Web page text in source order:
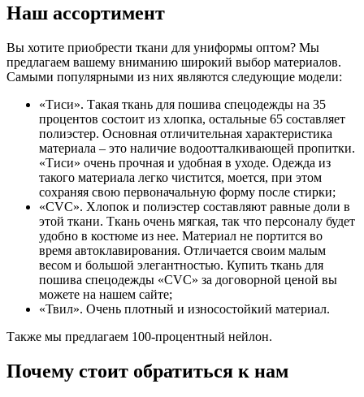
Наш ассортимент
Вы хотите приобрести ткани для униформы оптом? Мы
предлагаем вашему вниманию широкий выбор материалов.
Самыми популярными из них являются следующие модели:
«Тиси». Такая ткань для пошива спецодежды на 35
процентов состоит из хлопка, остальные 65 составляет
полиэстер. Основная отличительная характеристика
материала – это наличие водоотталкивающей пропитки.
«Тиси» очень прочная и удобная в уходе. Одежда из
такого материала легко чистится, моется, при этом
сохраняя свою первоначальную форму после стирки;
«CVC». Хлопок и полиэстер составляют равные доли в
этой ткани. Ткань очень мягкая, так что персоналу будет
удобно в костюме из нее. Материал не портится во
время автоклавирования. Отличается своим малым
весом и большой элегантностью. Купить ткань для
пошива спецодежды «CVC» за договорной ценой вы
можете на нашем сайте;
«Твил». Очень плотный и износостойкий материал.
Также мы предлагаем 100-процентный нейлон.
Почему стоит обратиться к нам